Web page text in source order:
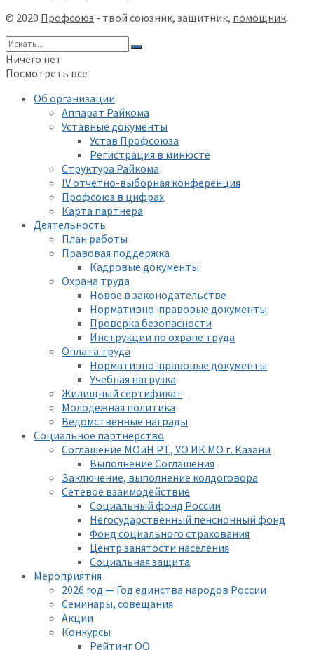
© 2020 Профсоюз - твой союзник, защитник, помощник.
Ничего нет
Посмотреть все
Об организации
Аппарат Райкома
Уставные документы
Устав Профсоюза
Регистрация в минюсте
Структура Райкома
IV отчетно-выборная конференция
Профсоюз в цифрах
Карта партнера
Деятельность
План работы
Правовая поддержка
Кадровые документы
Охрана труда
Новое в законодательстве
Нормативно-правовые документы
Проверка безопасности
Инструкции по охране труда
Оплата труда
Нормативно-правовые документы
Учебная нагрузка
Жилищный сертификат
Молодежная политика
Ведомственные награды
Социальное партнерство
Соглашение МОиН РТ, УО ИК МО г. Казани
Выполнение Соглашения
Заключение, выполнение колдоговора
Сетевое взаимодействие
Социальный фонд России
Негосударственный пенсионный фонд
Фонд социального страхования
Центр занятости населения
Социальная защита
Мероприятия
2026 год — Год единства народов России
Семинары, совещания
Акции
Конкурсы
Рейтинг ОО